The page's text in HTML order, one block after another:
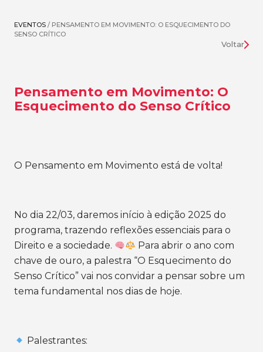
EVENTOS / PENSAMENTO EM MOVIMENTO: O ESQUECIMENTO DO
SENSO CRÍTICO
Voltar
Pensamento em Movimento: O
Esquecimento do Senso Crítico
O Pensamento em Movimento está de volta!
No dia 22/03, daremos início à edição 2025 do
programa, trazendo reflexões essenciais para o
Direito e a sociedade.
Para abrir o ano com
chave de ouro, a palestra “O Esquecimento do
Senso Crítico” vai nos convidar a pensar sobre um
tema fundamental nos dias de hoje.
Palestrantes: